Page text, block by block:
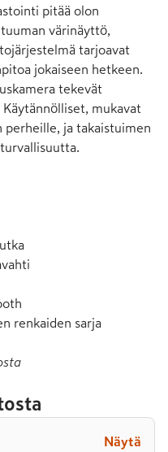
pitää olon
värinäyttö,
tarjoavat
jokaiseen hetkeen.
tekevät
mukavat
perheille, ja takaistuimen
renkaiden sarja
Näytä